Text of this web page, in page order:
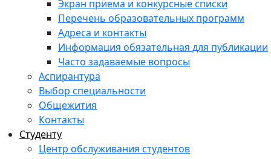
Экран приема и конкурсные списки
Перечень образовательных программ
Адреса и контакты
Информация обязательная для публикации
Часто задаваемые вопросы
Аспирантура
Выбор специальности
Общежития
Контакты
Студенту
Центр обслуживания студентов